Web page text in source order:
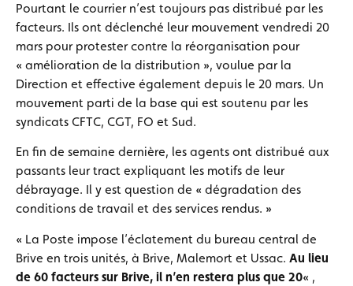
Pourtant le courrier n’est toujours pas distribué par les
facteurs. Ils ont déclenché leur mouvement vendredi 20
mars pour protester contre la réorganisation pour
« amélioration de la distribution », voulue par la
Direction et effective également depuis le 20 mars. Un
mouvement parti de la base qui est soutenu par les
syndicats CFTC, CGT, FO et Sud.
En fin de semaine dernière, les agents ont distribué aux
passants leur tract expliquant les motifs de leur
débrayage. Il y est question de « dégradation des
conditions de travail et des services rendus. »
« La Poste impose l’éclatement du bureau central de
Brive en trois unités, à Brive, Malemort et Ussac. Au lieu
de 60 facteurs sur Brive, il n’en restera plus que 20« ,